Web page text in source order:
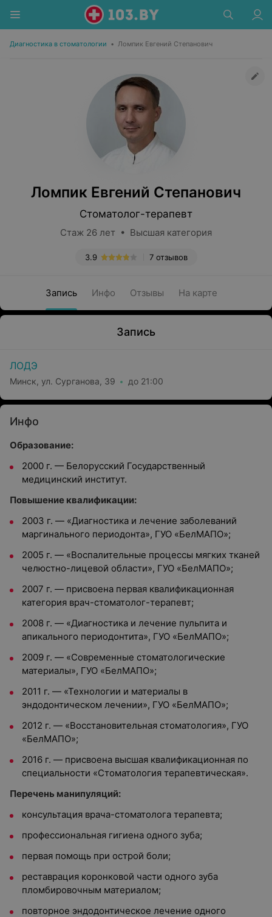
Диагностика в стоматологии • Ломпик Евгений Степанович
Ломпик Евгений Степанович
Стоматолог-терапевт
Стаж 26 лет • Высшая категория
7 отзывов
3.9
Запись Инфо Отзывы На карте
Запись
ЛОДЭ
Минск, ул. Сурганова, 39 до 21:00
Инфо
Образование:
2000 г. — Белорусский Государственный
медицинский институт.
Повышение квалификации:
2003 г. — «Диагностика и лечение заболеваний
маргинального периодонта», ГУО «БелМАПО»;
2005 г. — «Воспалительные процессы мягких тканей
челюстно-лицевой области», ГУО «БелМАПО»;
2007 г. — присвоена первая квалификационная
категория врач-стоматолог-терапевт;
2008 г. — «Диагностика и лечение пульпита и
апикального периодонтита», ГУО «БелМАПО»;
2009 г. — «Современные стоматологические
материалы», ГУО «БелМАПО»;
2011 г. — «Технологии и материалы в
эндодонтическом лечении», ГУО «БелМАПО»;
2012 г. — «Восстановительная стоматология», ГУО
«БелМАПО»;
2016 г. — присвоена высшая квалификационная по
специальности «Стоматология терапевтическая».
Перечень манипуляций:
консультация врача-стоматолога терапевта;
профессиональная гигиена одного зуба;
первая помощь при острой боли;
реставрация коронковой части одного зуба
пломбировочным материалом;
повторное эндодонтическое лечение одного